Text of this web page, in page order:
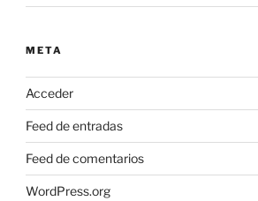
META
Acceder
Feed de entradas
Feed de comentarios
WordPress.org